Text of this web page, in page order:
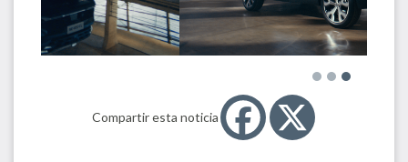
Compartir esta noticia